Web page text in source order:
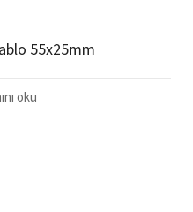
55x25mm
oku